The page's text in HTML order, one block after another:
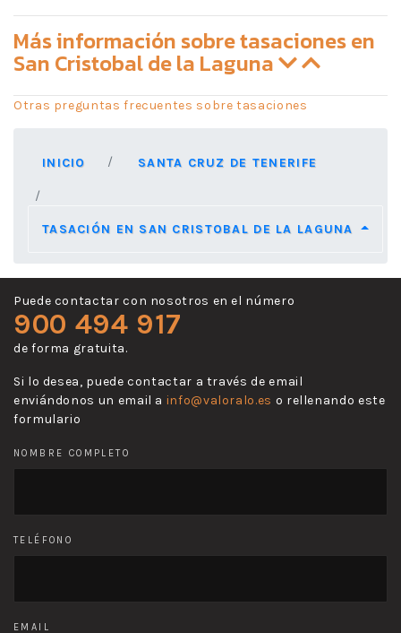
Más información sobre tasaciones en
San Cristobal de la Laguna
Otras preguntas frecuentes sobre tasaciones
INICIO SANTA CRUZ DE TENERIFE
TASACIÓN EN SAN CRISTOBAL DE LA LAGUNA
Puede contactar con nosotros en el número
900 494 917
de forma gratuita.
Si lo desea, puede contactar a través de email
enviándonos un email a info@valoralo.es o rellenando este
formulario
NOMBRE COMPLETO
TELÉFONO
EMAIL